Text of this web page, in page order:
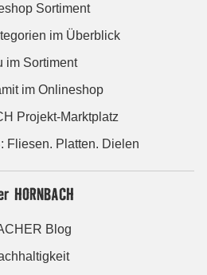
Sortiment
im Überblick
im Sortiment
im Onlineshop
Projekt-Marktplatz
Fliesen. Platten. Dielen
HORNBACH
Blog